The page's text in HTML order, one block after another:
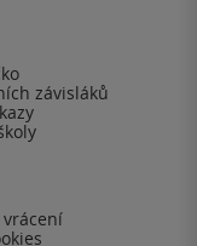
závisláků
vrácení